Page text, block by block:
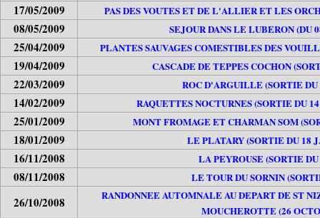
17/05/2009 PAS DES VOUTES ET DE L'ALLIER ET LES
08/05/2009 SEJOUR DANS LE LUBERON (DU
25/04/2009 PLANTES SAUVAGES COMESTIBLES DES
19/04/2009 CASCADE DE TEPPES COCHON
22/03/2009 ROC D'ARGUILLE (SORTIE DU
14/02/2009 RAQUETTES NOCTURNES (SORTIE DU
25/01/2009 MONT FROMAGE ET CHARMAN SOM
18/01/2009 LE PLATARY (SORTIE DU 18
16/11/2008 LA PEYROUSE (SORTIE
08/11/2008 LE TOUR DU SORNIN
26/10/2008
RANDONNEE AUTOMNALE AU DEPART DE ST
MOUCHEROTTE (26